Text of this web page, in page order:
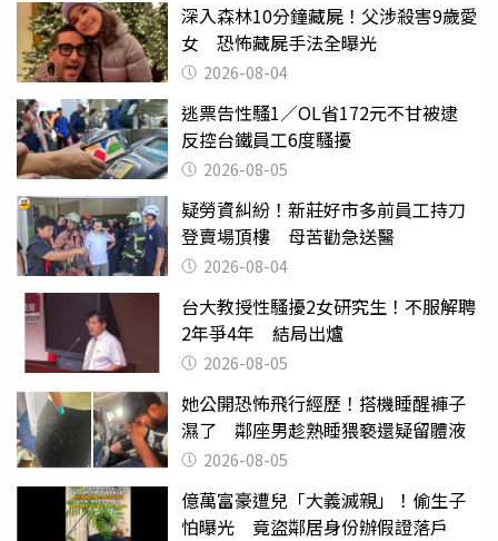
深入森林10分鐘藏屍！父涉殺害9歲愛
女 恐怖藏屍手法全曝光
2026-08-04
逃票告性騷1／OL省172元不甘被逮
反控台鐵員工6度騷擾
2026-08-05
疑勞資糾紛！新莊好市多前員工持刀
登賣場頂樓 母苦勸急送醫
2026-08-04
台大教授性騷擾2女研究生！不服解聘
2年爭4年 結局出爐
2026-08-05
她公開恐怖飛行經歷！搭機睡醒褲子
濕了 鄰座男趁熟睡猥褻還疑留體液
2026-08-05
億萬富豪遭兒「大義滅親」！偷生子
怕曝光 竟盜鄰居身份辦假證落戶